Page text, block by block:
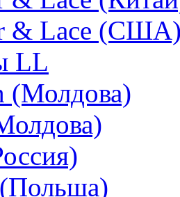
& Lace
LL
(Молдова)